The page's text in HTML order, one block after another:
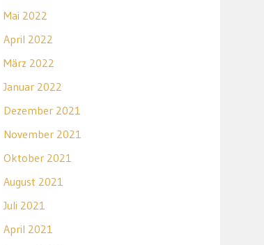
Mai 2022
April 2022
März 2022
Januar 2022
Dezember 2021
November 2021
Oktober 2021
August 2021
Juli 2021
April 2021